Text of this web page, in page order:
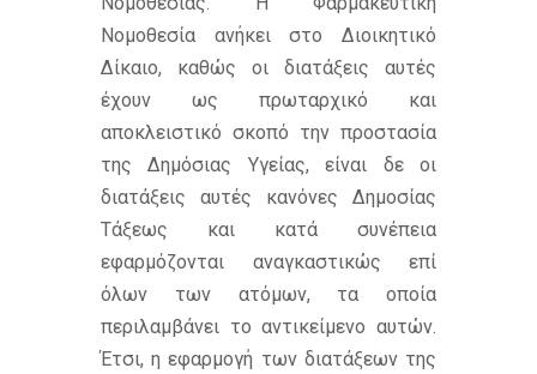
Νομοθεσία ανήκει στο Διοικητικό
Δίκαιο, καθώς οι διατάξεις αυτές
έχουν ως πρωταρχικό και
αποκλειστικό σκοπό την προστασία
της Δημόσιας Υγείας, είναι δε οι
διατάξεις αυτές κανόνες Δημοσίας
Τάξεως και κατά συνέπεια
εφαρμόζονται αναγκαστικώς επί
όλων των ατόμων, τα οποία
περιλαμβάνει το αντικείμενο αυτών.
Έτσι, η εφαρμογή των διατάξεων της